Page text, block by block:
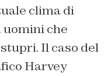
clima di
che
Il caso del
Harvey